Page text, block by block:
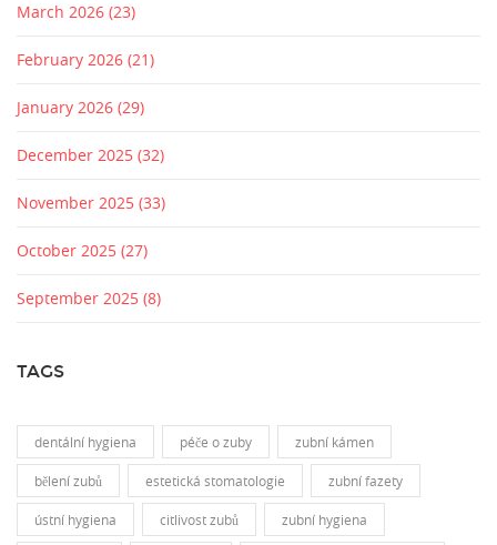
March 2026 (23)
February 2026 (21)
January 2026 (29)
December 2025 (32)
November 2025 (33)
October 2025 (27)
September 2025 (8)
TAGS
dentální hygiena péče o zuby zubní kámen
bělení zubů estetická stomatologie zubní fazety
ústní hygiena citlivost zubů zubní hygiena